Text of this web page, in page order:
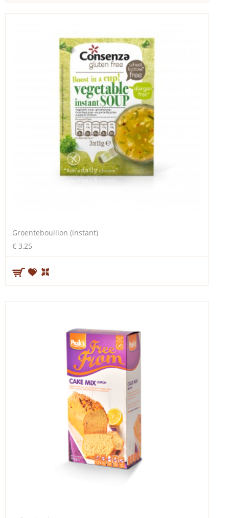
Groentebouillon (instant)
€ 3,25